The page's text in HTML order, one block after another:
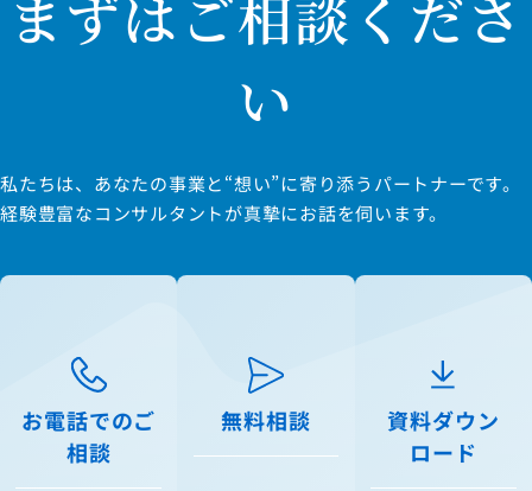
まずはご相談くださ
い
私たちは、あなたの事業と“想い”に寄り添うパートナーです。
経験豊富なコンサルタントが真摯にお話を伺います。
お電話でのご
相談
無料相談
資料ダウン
ロード